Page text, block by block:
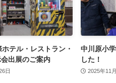
テル・レストラン・
出展のご案内
日
中川原小
した！
2025年11